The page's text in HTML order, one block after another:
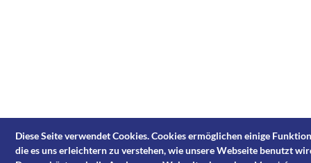
Diese Seite verwendet Cookies. Cookies ermöglichen einige
die es uns erleichtern zu verstehen, wie unsere Webseite benutzt